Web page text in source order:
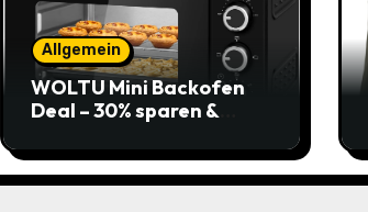
Allgemein
WOLTU Mini Backofen
Deal – 30% sparen &